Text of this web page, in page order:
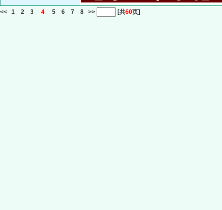
<< 1 2 3 4 5 6 7 8 >> [共60页]